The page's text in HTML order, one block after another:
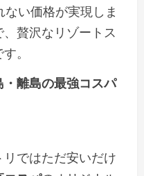
い価格が実現しま
贅沢なリゾートス
。
離島の最強コスパ
ではただ安いだけ